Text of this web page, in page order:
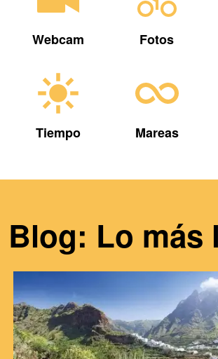
Webcam Fotos
Tiempo Mareas
Blog: Lo más